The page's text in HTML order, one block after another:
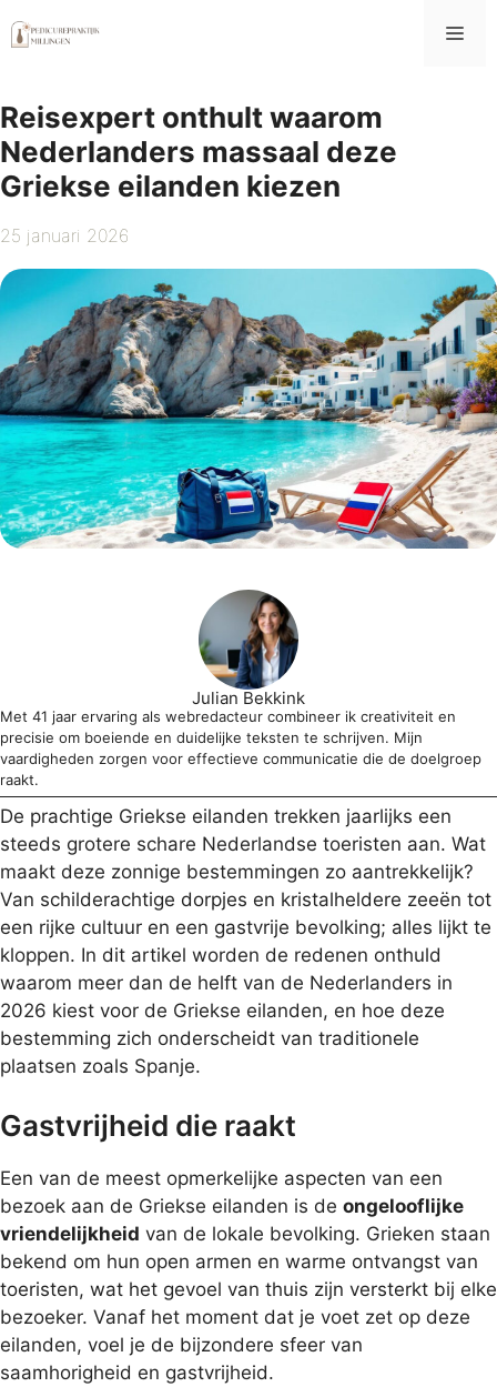
naar
Reisexpert onthult waarom
Nederlanders massaal deze
Griekse eilanden kiezen
25 januari 2026
Julian Bekkink
Met 41 jaar ervaring als webredacteur combineer ik creativiteit en
precisie om boeiende en duidelijke teksten te schrijven. Mijn
vaardigheden zorgen voor effectieve communicatie die de doelgroep
raakt.
De prachtige Griekse eilanden trekken jaarlijks een
steeds grotere schare Nederlandse toeristen aan. Wat
maakt deze zonnige bestemmingen zo aantrekkelijk?
Van schilderachtige dorpjes en kristalheldere zeeën tot
een rijke cultuur en een gastvrije bevolking; alles lijkt te
kloppen. In dit artikel worden de redenen onthuld
waarom meer dan de helft van de Nederlanders in
2026 kiest voor de Griekse eilanden, en hoe deze
bestemming zich onderscheidt van traditionele
plaatsen zoals Spanje.
Gastvrijheid die raakt
Een van de meest opmerkelijke aspecten van een
bezoek aan de Griekse eilanden is de ongelooflijke
vriendelijkheid van de lokale bevolking. Grieken staan
bekend om hun open armen en warme ontvangst van
toeristen, wat het gevoel van thuis zijn versterkt bij elke
bezoeker. Vanaf het moment dat je voet zet op deze
eilanden, voel je de bijzondere sfeer van
saamhorigheid en gastvrijheid.